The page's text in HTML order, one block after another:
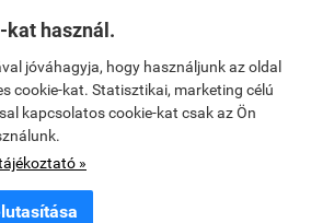
kat használ.
jóváhagyja, hogy használjunk az oldal
cookie-kat. Statisztikai, marketing célú
kapcsolatos cookie-kat csak az Ön
»